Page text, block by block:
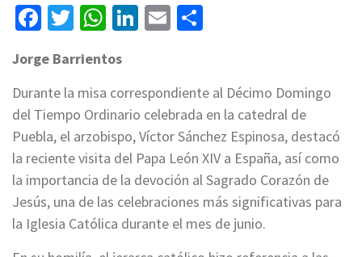
Facebook
Twitter
WhatsApp
LinkedIn
Email
Jorge Barrientos
Durante la misa correspondiente al Décimo Domingo
del Tiempo Ordinario celebrada en la catedral de
Puebla, el arzobispo, Víctor Sánchez Espinosa, destacó
la reciente visita del Papa León XIV a España, así como
la importancia de la devoción al Sagrado Corazón de
Jesús, una de las celebraciones más significativas para
la Iglesia Católica durante el mes de junio.